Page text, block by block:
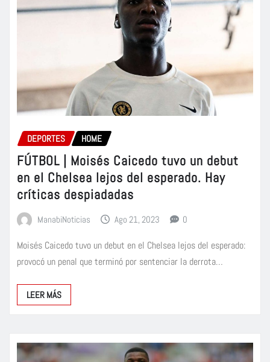
DEPORTES HOME
FÚTBOL | Moisés Caicedo tuvo un debut
en el Chelsea lejos del esperado. Hay
críticas despiadadas
ManabiNoticias Ago 21, 2023 0
Moisés Caicedo tuvo un debut en el Chelsea lejos del esperado:
provocó un penal que terminó por sentenciar la derrota…
LEER MÁS